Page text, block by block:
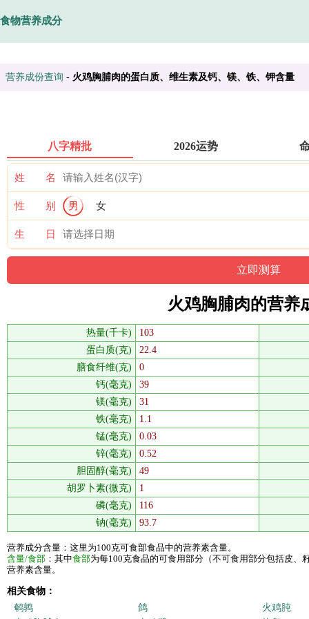
食物营养成分
营养成份查询 - 火鸡胸脯肉的蛋白质、维生素及钙、镁、铁、钾含量
八字精批 2026运势
姓 名
性 别 男 女
生 日
火鸡胸脯肉的营养
热量(千卡)
103
蛋白质(克)
22.4
膳食纤维(克)
0
钙(毫克)
39
镁(毫克)
31
铁(毫克)
1.1
锰(毫克)
0.03
锌(毫克)
0.52
胆固醇(毫克)
49
胡罗卜素(微克)
1
磷(毫克)
116
钠(毫克)
93.7
营养成分含量：这里为100克可食部食品中的营养素含量。
含量/食部 ：其中食部为每100克食品的可食用部分（不可食用部分包括皮、
营养素含量。
相关食物：
鹌鹑
鸽
火鸡肫